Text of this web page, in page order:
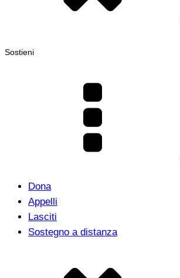
Sostieni
Dona
Appelli
Lasciti
Sostegno a distanza